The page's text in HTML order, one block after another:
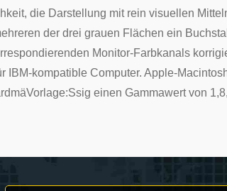
die Darstellung mit rein visuellen
der drei grauen Flächen ein
Monitor-Farbkanals
IBM-kompatible Computer. Apple-
Vorlage:Ssig einen Gammawert von